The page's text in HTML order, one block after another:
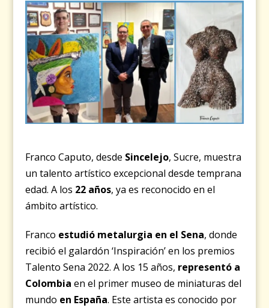
Franco Caputo, desde Sincelejo, Sucre, muestra
un talento artístico excepcional desde temprana
edad. A los 22 años, ya es reconocido en el
ámbito artístico.
Franco estudió metalurgia en el Sena, donde
recibió el galardón ‘Inspiración’ en los premios
Talento Sena 2022. A los 15 años, representó a
Colombia en el primer museo de miniaturas del
mundo en España. Este artista es conocido por